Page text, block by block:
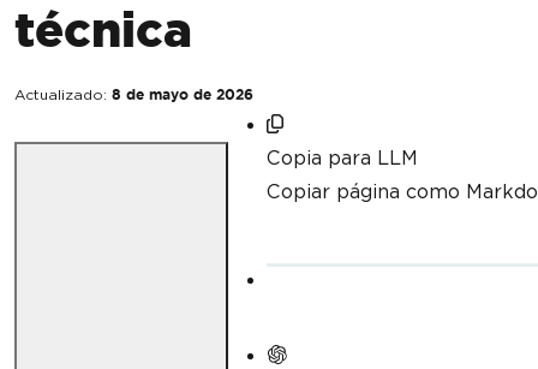
técnica
Actualizado: 8 de mayo de 2026
Copia para LLM
Copiar página como